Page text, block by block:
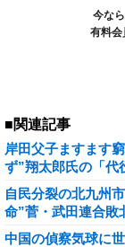
今なら
有料会
■関連記事
岸田父子ますます
ず”翔太郎氏の「代
自民分裂の北九州
命”菅・武田連合敗
中国の偵察気球に